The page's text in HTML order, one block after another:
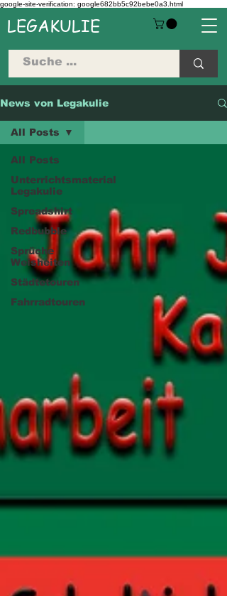
google-site-verification: google682bb5c92bebe0a3.html
LEGAKULIE
News von Legakulie
All Posts
Unterrichtsmaterial
Legakulie
Spreadshirt
Redbubble
Sprüche
Weisheiten
Städtetouren
Fahrradtouren
All Posts